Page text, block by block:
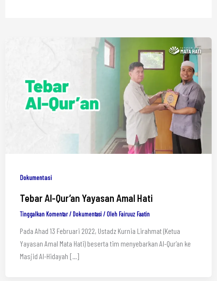
Dokumentasi
Tebar Al-Qur’an Yayasan Amal Hati
Tinggalkan Komentar / Dokumentasi/ Oleh Fairuuz Faatin
Pada Ahad 13 Februari 2022, Ustadz Kurnia Lirahmat (Ketua
Yayasan Amal Mata Hati) beserta tim menyebarkan Al-Qur’an ke
Masjid Al-Hidayah […]